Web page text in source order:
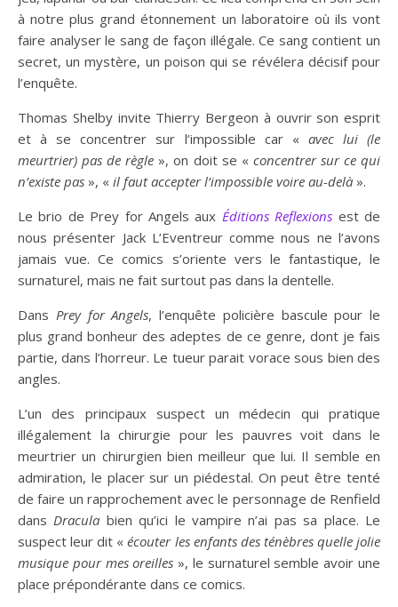
à notre plus grand étonnement un laboratoire où ils vont
faire analyser le sang de façon illégale. Ce sang contient un
secret, un mystère, un poison qui se révélera décisif pour
l’enquête.
Thomas Shelby invite Thierry Bergeon à ouvrir son esprit
et à se concentrer sur l’impossible car « avec lui (le
meurtrier) pas de règle », on doit se « concentrer sur ce qui
n’existe pas », « il faut accepter l’impossible voire au-delà ».
Le brio de Prey for Angels aux Éditions Reflexions est de
nous présenter Jack L’Eventreur comme nous ne l’avons
jamais vue. Ce comics s’oriente vers le fantastique, le
surnaturel, mais ne fait surtout pas dans la dentelle.
Dans Prey for Angels, l’enquête policière bascule pour le
plus grand bonheur des adeptes de ce genre, dont je fais
partie, dans l’horreur. Le tueur parait vorace sous bien des
angles.
L’un des principaux suspect un médecin qui pratique
illégalement la chirurgie pour les pauvres voit dans le
meurtrier un chirurgien bien meilleur que lui. Il semble en
admiration, le placer sur un piédestal. On peut être tenté
de faire un rapprochement avec le personnage de Renfield
dansDracula bien qu’ici le vampire n’ai pas sa place. Le
suspect leur dit «écouter les enfants des ténèbres quelle jolie
musique pour mes oreilles », le surnaturel semble avoir une
place prépondérante dans ce comics.